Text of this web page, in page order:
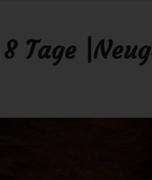
Tage